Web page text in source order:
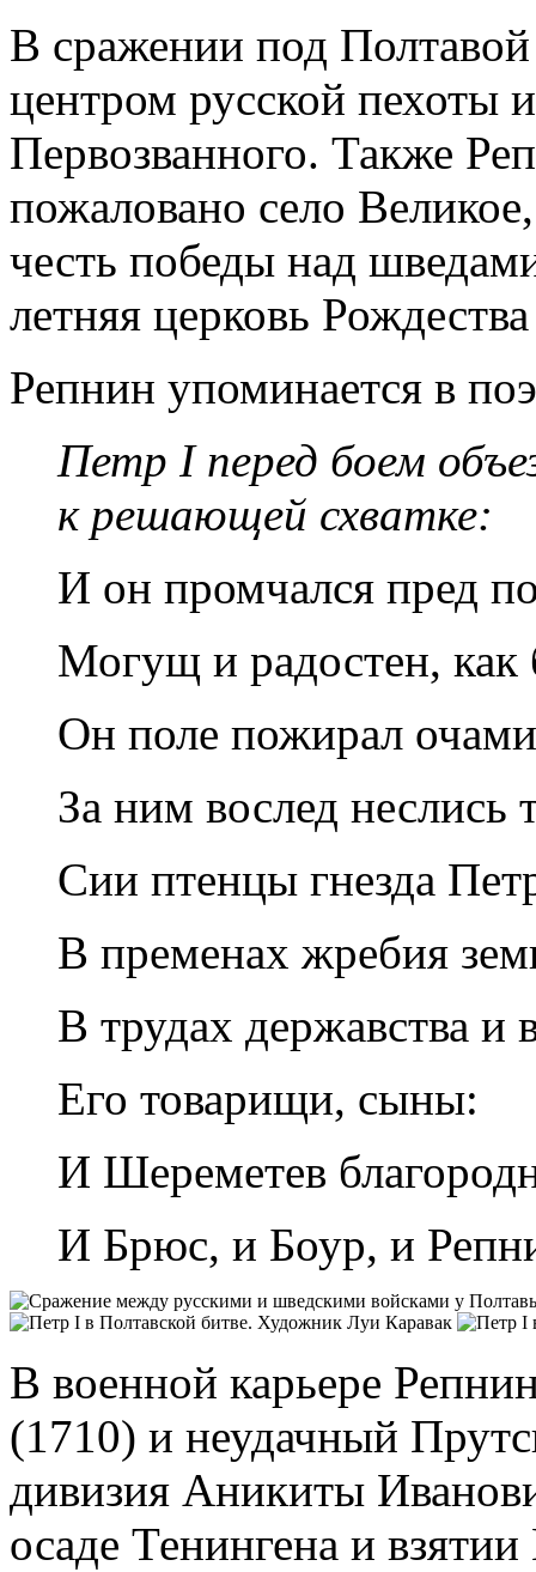
В сражении под
центром русской пехоты
Первозванного. Также
пожаловано село
честь победы над
летняя церковь
Репнин упоминается в
Петр I перед боем
к решающей схватке:
И он промчался пред
Могущ и радостен, как
Он поле пожирал
За ним вослед неслись
Сии птенцы гнезда
В пременах жребия
В трудах державства и
Его товарищи, сыны:
И Шереметев
И Брюс, и Боур, и
В военной карьере
(1710) и неудачный
дивизия Аникиты
осаде Тенингена и